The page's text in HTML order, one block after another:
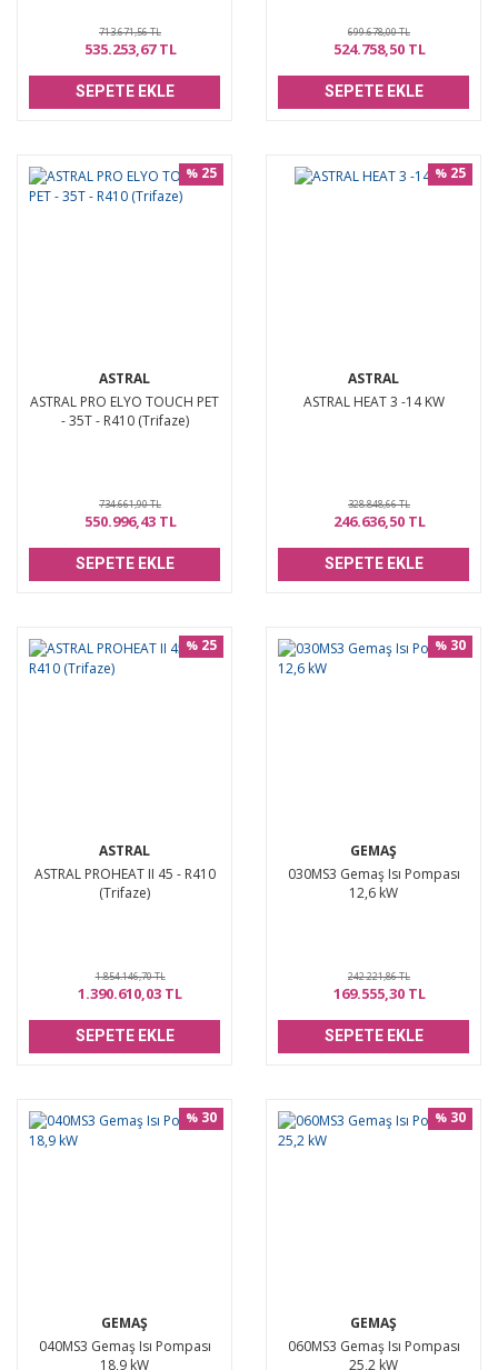
713.671,56 TL
535.253,67 TL
SEPETE EKLE
699.678,00 TL
524.758,50 TL
SEPETE EKLE
ASTRAL
ASTRAL PRO ELYO TOUCH PET
- 35T - R410 (Trifaze)
% 25
734.661,90 TL
550.996,43 TL
SEPETE EKLE
ASTRAL
ASTRAL HEAT 3 -14 KW
% 25
328.848,66 TL
246.636,50 TL
SEPETE EKLE
ASTRAL
ASTRAL PROHEAT II 45 - R410
(Trifaze)
% 25
1.854.146,70 TL
1.390.610,03 TL
SEPETE EKLE
GEMAŞ
030MS3 Gemaş Isı Pompası
12,6 kW
% 30
242.221,86 TL
169.555,30 TL
SEPETE EKLE
GEMAŞ
040MS3 Gemaş Isı Pompası
18,9 kW
% 30
GEMAŞ
060MS3 Gemaş Isı Pompası
25,2 kW
% 30